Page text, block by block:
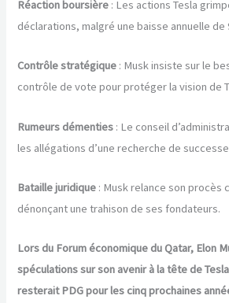
Réaction boursière : Les actions Tesla
déclarations, malgré une baisse annuelle de
Contrôle stratégique : Musk insiste sur le
contrôle de vote pour protéger la vision de
Rumeurs démenties : Le conseil
les allégations d’une recherche de
Bataille juridique : Musk relance son procès
dénonçant une trahison de ses fondateurs.
Lors du Forum économique du Qatar, Elon
spéculations sur son avenir à la tête de
resterait PDG pour les cinq prochaines